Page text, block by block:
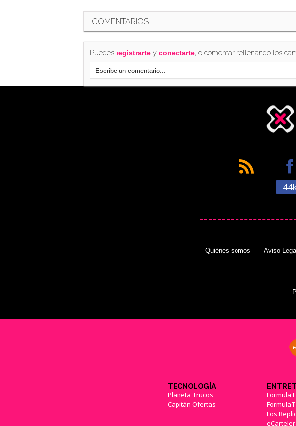
COMENTARIOS
Puedes registrartey conectarte, o comentar rellenando los
Quiénes somos Aviso
TECNOLOGÍA
Planeta Trucos
Capitán Ofertas
Los